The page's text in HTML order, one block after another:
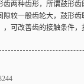
齿两种齿形，所谓鼓形齿
隙较一般齿轮大，鼓形齿
，可改善齿的接触条件